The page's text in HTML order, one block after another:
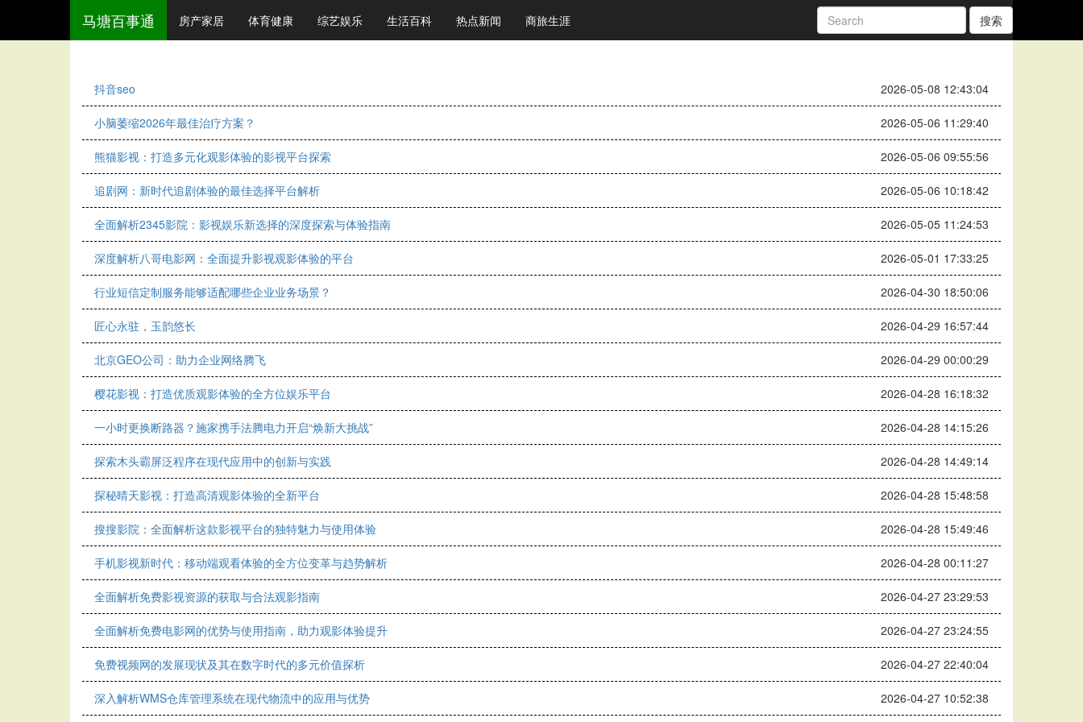
马塘百事通 房产家居 体育健康 综艺娱乐 生活百科 热点新闻 商旅生涯 搜索
抖音seo 2026-05-08 12:43:04
小脑萎缩2026年最佳治疗方案？ 2026-05-06 11:29:40
熊猫影视：打造多元化观影体验的影视平台探索 2026-05-06 09:55:56
追剧网：新时代追剧体验的最佳选择平台解析 2026-05-06 10:18:42
全面解析2345影院：影视娱乐新选择的深度探索与体验指南 2026-05-05 11:24:53
深度解析八哥电影网：全面提升影视观影体验的平台 2026-05-01 17:33:25
行业短信定制服务能够适配哪些企业业务场景？ 2026-04-30 18:50:06
匠心永驻，玉韵悠长 2026-04-29 16:57:44
北京GEO公司：助力企业网络腾飞 2026-04-29 00:00:29
樱花影视：打造优质观影体验的全方位娱乐平台 2026-04-28 16:18:32
一小时更换断路器？施家携手法腾电力开启“焕新大挑战” 2026-04-28 14:15:26
探索木头霸屏泛程序在现代应用中的创新与实践 2026-04-28 14:49:14
探秘晴天影视：打造高清观影体验的全新平台 2026-04-28 15:48:58
搜搜影院：全面解析这款影视平台的独特魅力与使用体验 2026-04-28 15:49:46
手机影视新时代：移动端观看体验的全方位变革与趋势解析 2026-04-28 00:11:27
全面解析免费影视资源的获取与合法观影指南 2026-04-27 23:29:53
全面解析免费电影网的优势与使用指南，助力观影体验提升 2026-04-27 23:24:55
免费视频网的发展现状及其在数字时代的多元价值探析 2026-04-27 22:40:04
深入解析WMS仓库管理系统在现代物流中的应用与优势 2026-04-27 10:52:38